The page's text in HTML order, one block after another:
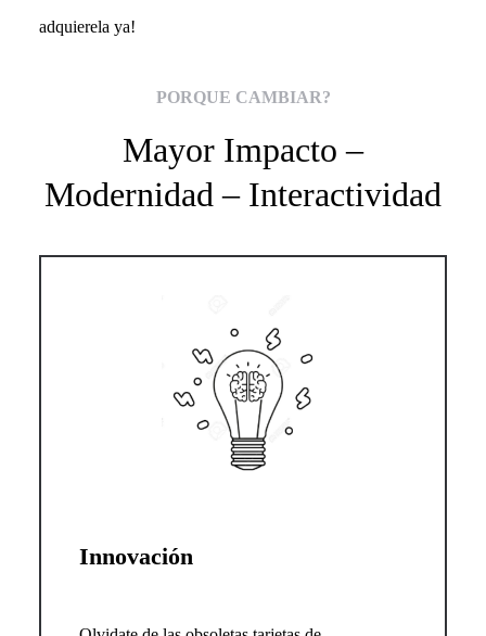
adquierela ya!
PORQUE CAMBIAR?
Mayor Impacto –
Modernidad – Interactividad
Innovación